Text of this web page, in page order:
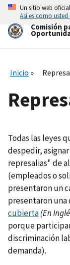
Skip
main
content
Un sitio web
Así es como
Comisión
Inicio
Todas las leyes
despedir,
represalias" de
(empleados o
presentaron un
presentaron una
cubierta(En
porque
discriminación
demanda).